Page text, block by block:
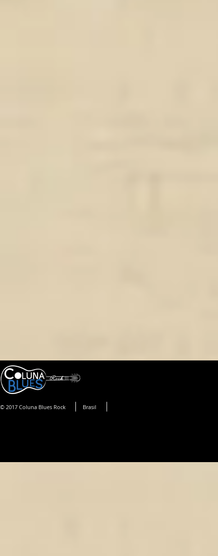
© 2017 Coluna Blues Rock Brasil